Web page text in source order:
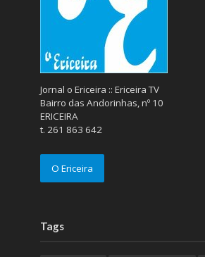
Jornal o Ericeira :: Ericeira TV
Bairro das Andorinhas, nº 10
ERICEIRA
t. 261 863 642
O Ericeira
Tags